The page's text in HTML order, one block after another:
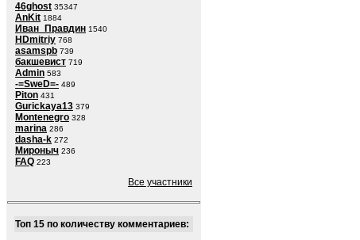
46ghost 35347
AnKit 1884
Иван_Правдин 1540
HDmitriy 768
asamspb 739
бакшевист 719
Admin 583
-=SweD=- 489
Piton 431
Gurickaya13 379
Montenegro 328
marina 286
dasha-k 272
Мироныч 236
FAQ 223
Все участники
Топ 15 по количеству комментариев: